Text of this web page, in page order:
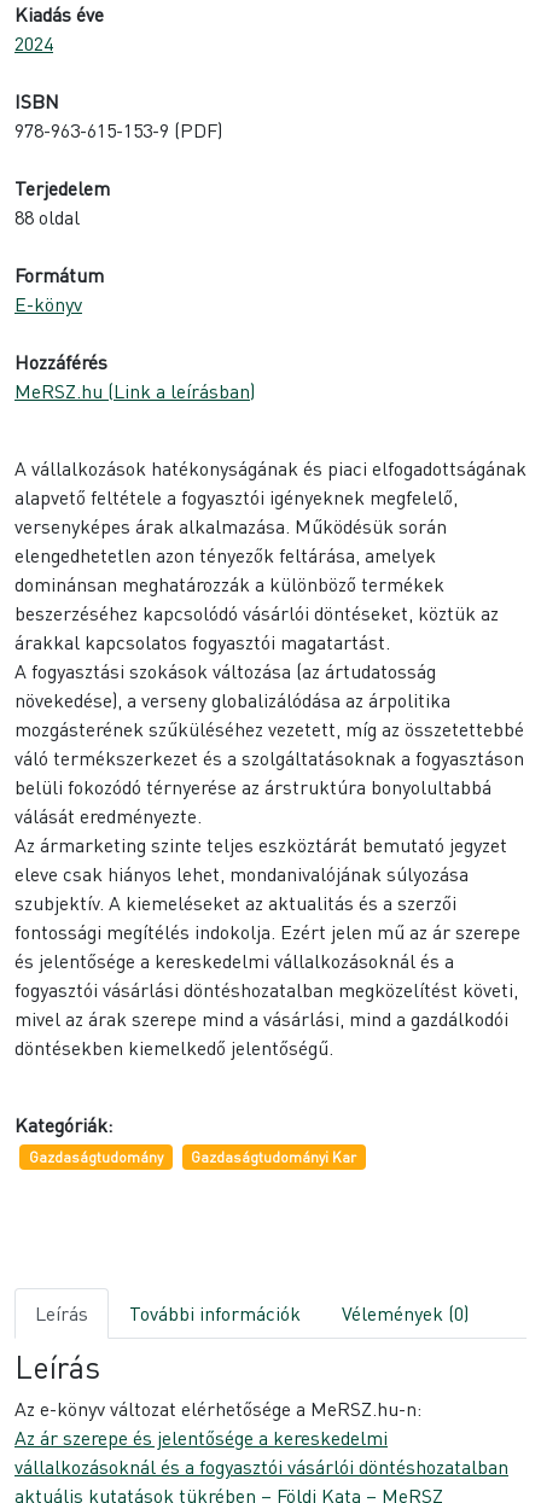
Kiadás éve
2024
ISBN
978-963-615-153-9 (PDF)
Terjedelem
88 oldal
Formátum
E-könyv
Hozzáférés
MeRSZ.hu (Link a leírásban)
A vállalkozások hatékonyságának és piaci elfogadottságának
alapvető feltétele a fogyasztói igényeknek megfelelő,
versenyképes árak alkalmazása. Működésük során
elengedhetetlen azon tényezők feltárása, amelyek
dominánsan meghatározzák a különböző termékek
beszerzéséhez kapcsolódó vásárlói döntéseket, köztük az
árakkal kapcsolatos fogyasztói magatartást.
A fogyasztási szokások változása (az ártudatosság
növekedése), a verseny globalizálódása az árpolitika
mozgásterének szűküléséhez vezetett, míg az összetettebbé
váló termékszerkezet és a szolgáltatásoknak a fogyasztáson
belüli fokozódó térnyerése az árstruktúra bonyolultabbá
válását eredményezte.
Az ármarketing szinte teljes eszköztárát bemutató jegyzet
eleve csak hiányos lehet, mondanivalójának súlyozása
szubjektív. A kiemeléseket az aktualitás és a szerzői
fontossági megítélés indokolja. Ezért jelen mű az ár szerepe
és jelentősége a kereskedelmi vállalkozásoknál és a
fogyasztói vásárlási döntéshozatalban megközelítést követi,
mivel az árak szerepe mind a vásárlási, mind a gazdálkodói
döntésekben kiemelkedő jelentőségű.
Kategóriák:
Gazdaságtudomány Gazdaságtudományi Kar
Leírás További információk Vélemények (0)
Leírás
Az e-könyv változat elérhetősége a MeRSZ.hu-n:
Az ár szerepe és jelentősége a kereskedelmi
vállalkozásoknál és a fogyasztói vásárlói döntéshozatalban
aktuális kutatások tükrében – Földi Kata – MeRSZ